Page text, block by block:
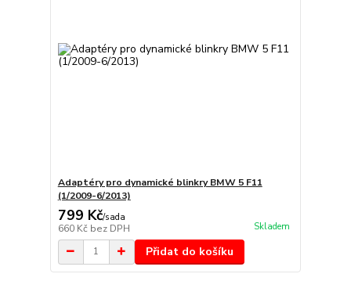
Adaptéry pro dynamické blinkry BMW 5 F11
(1/2009-6/2013)
799 Kč/sada
660 Kč bez DPH Skladem
Přidat do košíku